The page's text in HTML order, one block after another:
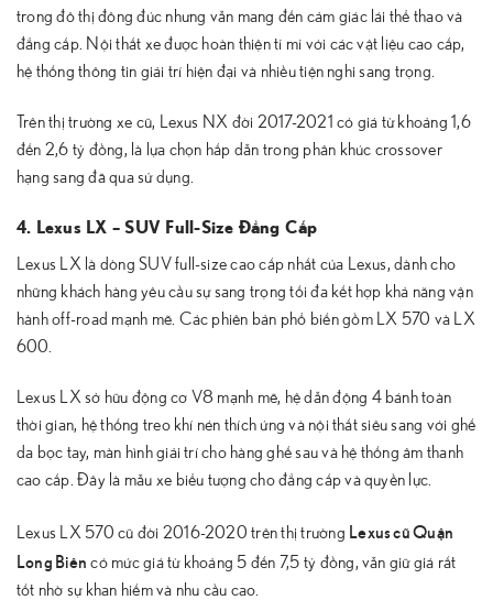
trong đô thị đông đúc nhưng vẫn mang đến cảm giác lái thể thao và
đẳng cấp. Nội thất xe được hoàn thiện tỉ mỉ với các vật liệu cao cấp,
hệ thống thông tin giải trí hiện đại và nhiều tiện nghi sang trọng.
Trên thị trường xe cũ, Lexus NX đời 2017-2021 có giá từ khoảng 1,6
đến 2,6 tỷ đồng, là lựa chọn hấp dẫn trong phân khúc crossover
hạng sang đã qua sử dụng.
4. Lexus LX – SUV Full-Size Đẳng Cấp
Lexus LX là dòng SUV full-size cao cấp nhất của Lexus, dành cho
những khách hàng yêu cầu sự sang trọng tối đa kết hợp khả năng vận
hành off-road mạnh mẽ. Các phiên bản phổ biến gồm LX 570 và LX
600.
Lexus LX sở hữu động cơ V8 mạnh mẽ, hệ dẫn động 4 bánh toàn
thời gian, hệ thống treo khí nén thích ứng và nội thất siêu sang với ghế
da bọc tay, màn hình giải trí cho hàng ghế sau và hệ thống âm thanh
cao cấp. Đây là mẫu xe biểu tượng cho đẳng cấp và quyền lực.
Lexus LX 570 cũ đời 2016-2020 trên thị trường Lexus cũ Quận
Long Biên có mức giá từ khoảng 5 đến 7,5 tỷ đồng, vẫn giữ giá rất
tốt nhờ sự khan hiếm và nhu cầu cao.